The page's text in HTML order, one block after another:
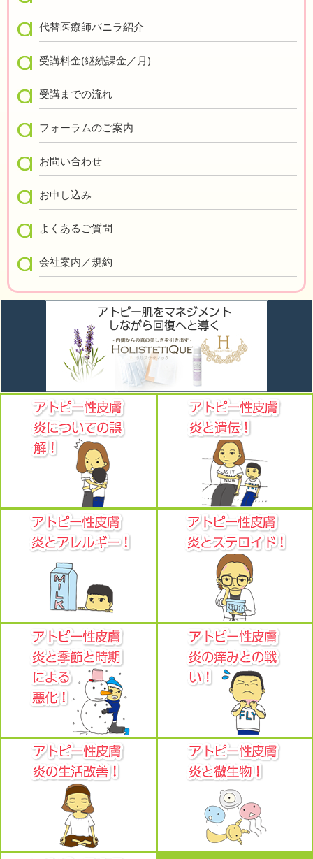
代替医療師バニラ紹介
受講料金(継続課金／月)
受講までの流れ
フォーラムのご案内
お問い合わせ
お申し込み
よくあるご質問
会社案内／規約